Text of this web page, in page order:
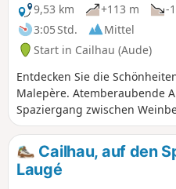
9,53 km
+113 m
-
3:05 Std.
Mittel
Start in Cailhau (Aude)
Entdecken Sie die
Malepère. Atemberaubende
Spaziergang zwischen
Wäldern und Heideland rund
Dorf Cailhau. Entdecken Sie
natürliches und historisches
Cailhau, auf den
Laugé